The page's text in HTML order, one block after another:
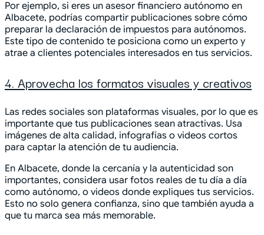
Por ejemplo, si eres un asesor financiero autónomo en
Albacete, podrías compartir publicaciones sobre cómo
preparar la declaración de impuestos para autónomos.
Este tipo de contenido te posiciona como un experto y
atrae a clientes potenciales interesados en tus servicios.
4. Aprovecha los formatos visuales y creativos
Las redes sociales son plataformas visuales, por lo que es
importante que tus publicaciones sean atractivas. Usa
imágenes de alta calidad, infografías o videos cortos
para captar la atención de tu audiencia.
En Albacete, donde la cercanía y la autenticidad son
importantes, considera usar fotos reales de tu día a día
como autónomo, o videos donde expliques tus servicios.
Esto no solo genera confianza, sino que también ayuda a
que tu marca sea más memorable.